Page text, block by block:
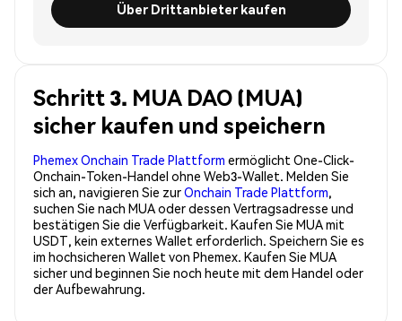
Über Drittanbieter kaufen
Schritt 3. MUA DAO (MUA)
sicher kaufen und speichern
Phemex Onchain Trade Plattform ermöglicht One-Click-
Onchain-Token-Handel ohne Web3-Wallet. Melden Sie
sich an, navigieren Sie zurOnchain Trade Plattform,
suchen Sie nach MUA oder dessen Vertragsadresse und
bestätigen Sie die Verfügbarkeit. Kaufen Sie MUA mit
USDT, kein externes Wallet erforderlich. Speichern Sie es
im hochsicheren Wallet von Phemex. Kaufen Sie MUA
sicher und beginnen Sie noch heute mit dem Handel oder
der Aufbewahrung.